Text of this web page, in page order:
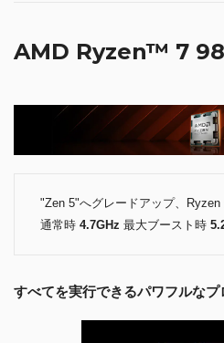
AMD Ryzen™ 7
"Zen 5"へグレードアップ、Ryzen
通常時 4.7GHz 最大ブースト時
すべてを実行できるパワフルなプ